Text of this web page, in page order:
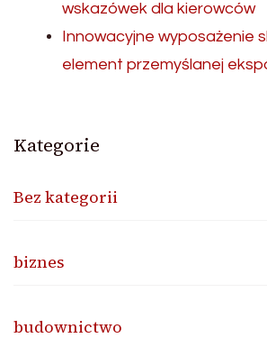
wskazówek dla kierowców
Innowacyjne wyposażenie
element przemyślanej
Kategorie
Bez kategorii
biznes
budownictwo